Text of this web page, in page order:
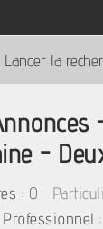
-
: 0
Professionnel